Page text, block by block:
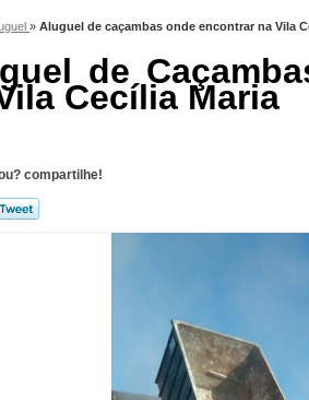
» Aluguel de caçambas onde encontrar na Vila
de
Cecília Maria
compartilhe!